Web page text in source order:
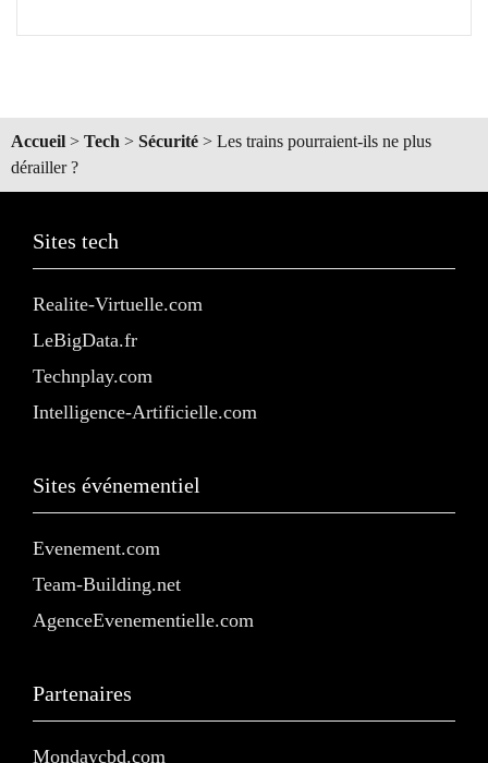
Accueil > Tech > Sécurité > Les trains pourraient-ils ne plus
dérailler ?
Sites tech
Realite-Virtuelle.com
LeBigData.fr
Technplay.com
Intelligence-Artificielle.com
Sites événementiel
Evenement.com
Team-Building.net
AgenceEvenementielle.com
Partenaires
Mondaycbd.com